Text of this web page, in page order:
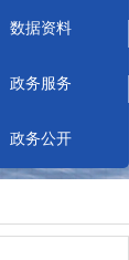
数据资料
政务服务
政务公开